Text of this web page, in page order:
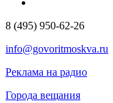
8 (495) 950-62-26
info@govoritmoskva.ru
Реклама на радио
Города вещания